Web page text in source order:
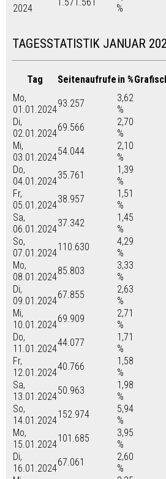
2024
%
TAGESSTATISTIK JANUAR
Tag Seitenaufrufe in %
Mo,
01.01.2024
93.257
3,62
%
Di,
02.01.2024
69.566
2,70
%
Mi,
03.01.2024
54.044
2,10
%
Do,
04.01.2024
35.761
1,39
%
Fr,
05.01.2024
38.957
1,51
%
Sa,
06.01.2024
37.342
1,45
%
So,
07.01.2024
110.630
4,29
%
Mo,
08.01.2024
85.803
3,33
%
Di,
09.01.2024
67.855
2,63
%
Mi,
10.01.2024
69.909
2,71
%
Do,
11.01.2024
44.077
1,71
%
Fr,
12.01.2024
40.766
1,58
%
Sa,
13.01.2024
50.963
1,98
%
So,
14.01.2024
152.974
5,94
%
Mo,
15.01.2024
101.685
3,95
%
Di,
16.01.2024
67.061
2,60
%